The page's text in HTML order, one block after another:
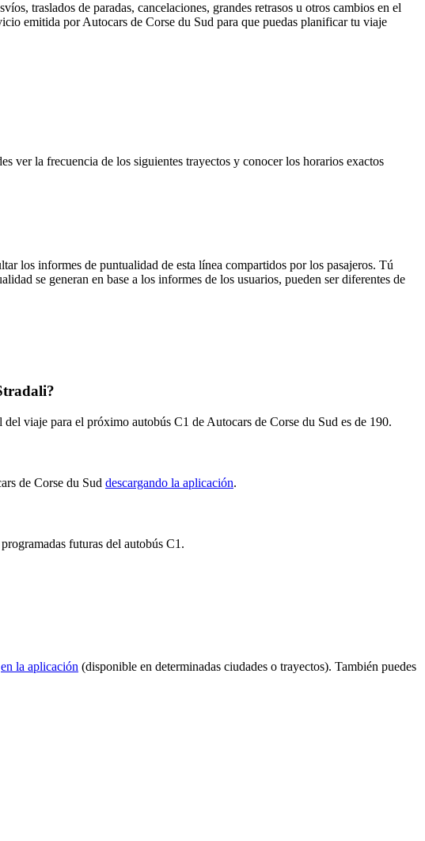
traslados de paradas, cancelaciones, grandes retrasos u otros cambios en el
emitida por Autocars de Corse du Sud para que puedas planificar tu viaje
ver la frecuencia de los siguientes trayectos y conocer los horarios exactos
los informes de puntualidad de esta línea compartidos por los pasajeros. Tú
se generan en base a los informes de los usuarios, pueden ser diferentes de
viaje para el próximo autobús C1 de Autocars de Corse du Sud es de 190.
de Corse du Sud descargando la aplicación.
futuras del autobús C1.
en la aplicación (disponible en determinadas ciudades o trayectos). También puedes